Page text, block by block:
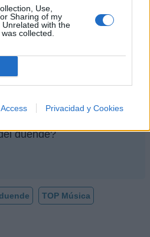
Use,
Sharing of my
with the
collected.
Privacidad y Cookies
Foro
duende
y visitados de esta semana.
duende?
TOP Música